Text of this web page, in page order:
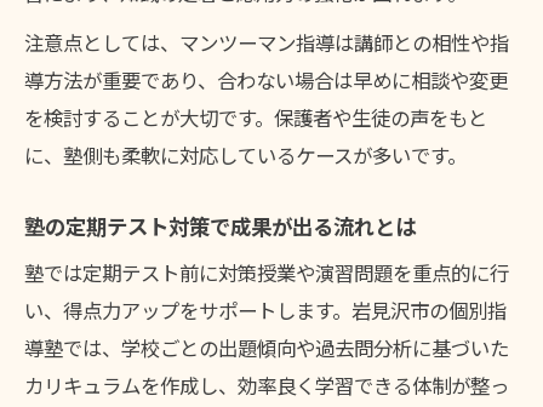
注意点としては、マンツーマン指導は講師との相性や指
導方法が重要であり、合わない場合は早めに相談や変更
を検討することが大切です。保護者や生徒の声をもと
に、塾側も柔軟に対応しているケースが多いです。
塾の定期テスト対策で成果が出る流れとは
塾では定期テスト前に対策授業や演習問題を重点的に行
い、得点力アップをサポートします。岩見沢市の個別指
導塾では、学校ごとの出題傾向や過去問分析に基づいた
カリキュラムを作成し、効率良く学習できる体制が整っ